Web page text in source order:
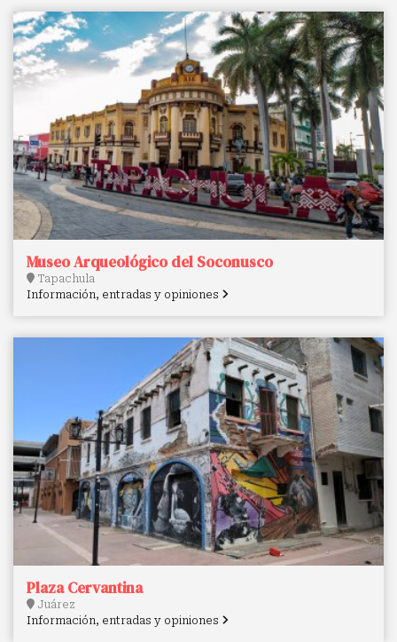
Museo Arqueológico del Soconusco
Tapachula
Información, entradas y opiniones
Plaza Cervantina
Juárez
Información, entradas y opiniones